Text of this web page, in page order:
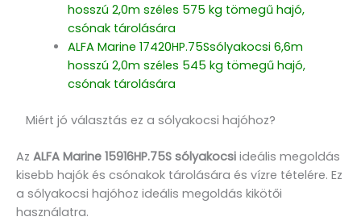
hosszú 2,0m széles 575 kg tömegű hajó,
csónak tárolására
ALFA Marine 17420HP.75Ssólyakocsi 6,6m
hosszú 2,0m széles 545 kg tömegű hajó,
csónak tárolására
Miért jó választás ez a sólyakocsi hajóhoz?
Az ALFA Marine 15916HP.75S sólyakocsi ideális megoldás
kisebb hajók és csónakok tárolására és vízre tételére. Ez
a sólyakocsi hajóhoz ideális megoldás kikötői
használatra.